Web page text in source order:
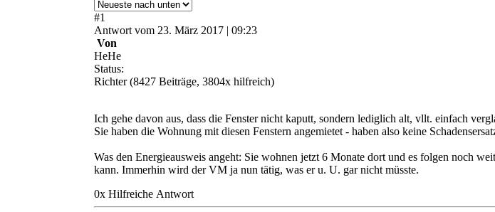
#1
Antwort vom 23. März 2017 | 09:23
Von
HeHe
Status:
Richter (8427 Beiträge, 3804x hilfreich)
Ich gehe davon aus, dass die Fenster nicht kaputt, sondern lediglich alt, vllt. einfach
Sie haben die Wohnung mit diesen Fenstern angemietet - haben also keine
Was den Energieausweis angeht: Sie wohnen jetzt 6 Monate dort und es folgen noch
kann. Immerhin wird der VM ja nun tätig, was er u. U. gar nicht müsste.
0x Hilfreiche Antwort